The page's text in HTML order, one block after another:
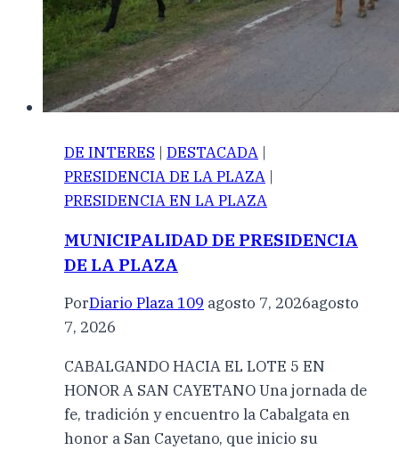
DE INTERES | DESTACADA |
PRESIDENCIA DE LA PLAZA |
PRESIDENCIA EN LA PLAZA
MUNICIPALIDAD DE PRESIDENCIA
DE LA PLAZA
PorDiario Plaza 109 agosto 7, 2026agosto
7, 2026
CABALGANDO HACIA EL LOTE 5 EN
HONOR A SAN CAYETANO Una jornada de
fe, tradición y encuentro la Cabalgata en
honor a San Cayetano, que inicio su